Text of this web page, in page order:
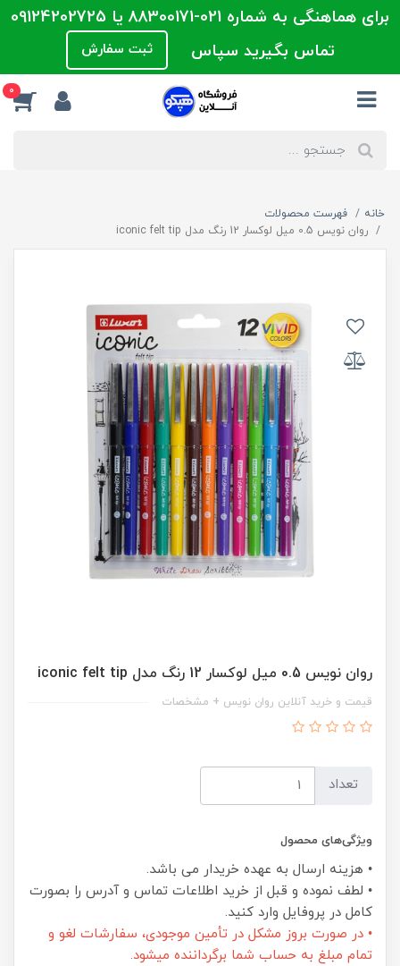
برای هماهنگی به شماره 021-88300171 یا 09124202725
تماس بگیرید سپاس
ثبت سفارش
0
خانه
فهرست محصولات
روان نویس 0.5 میل لوکسار 12 رنگ مدل iconic felt tip
روان نویس 0.5 میل لوکسار 12 رنگ مدل iconic felt tip
قیمت و خرید آنلاین روان نویس + مشخصات
تعداد
ویژگی‌های محصول
• هزینه ارسال به عهده خریدار می باشد.
• لطف نموده و قبل از خرید اطلاعات تماس و آدرس را بصورت
کامل در پروفایل وارد کنید.
• در صورت بروز مشکل در تأمین موجودی، سفارشات لغو و
تمام مبلغ به حساب شما برگرداننده میشود.